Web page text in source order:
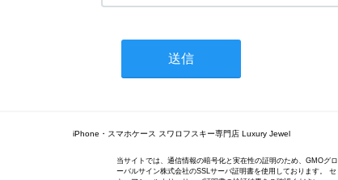
iPhone・スマホケース スワロフスキー専門店 Luxury Jewel
当サイトでは、通信情報の暗号化と実在性の証明のため、GMOグロ
ーバルサイン株式会社のSSLサーバ証明書を使用しております。 セ